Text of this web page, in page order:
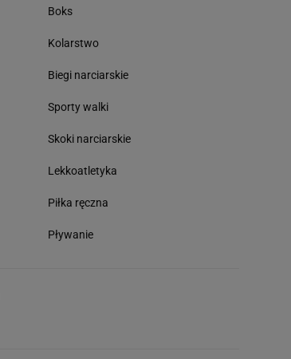
Boks
Kolarstwo
Biegi narciarskie
Sporty walki
Skoki narciarskie
Lekkoatletyka
Piłka ręczna
Pływanie